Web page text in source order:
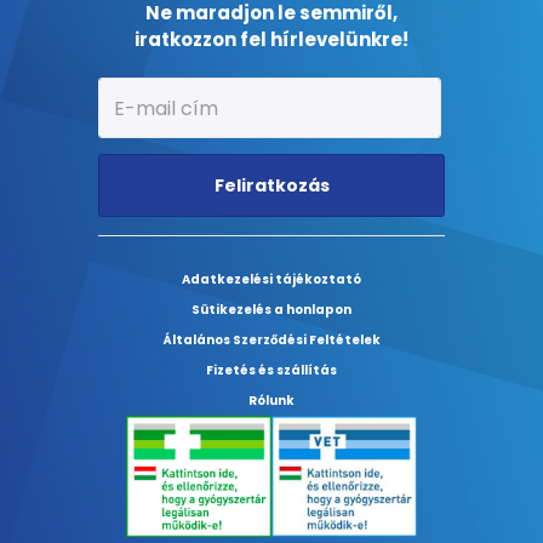
Ne maradjon le semmiről,
iratkozzon fel hírlevelünkre!
Feliratkozás
Adatkezelési tájékoztató
Sütikezelés a honlapon
Általános Szerződési Feltételek
Fizetés és szállítás
Rólunk